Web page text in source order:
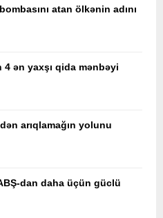
atan ölkənin adını
ən yaxşı qida mənbəyi
arıqlamağın yolunu
dan daha üçün güclü